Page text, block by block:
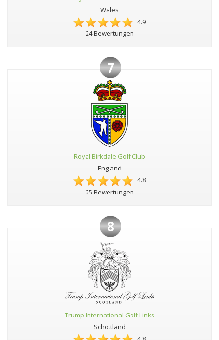
Wales
4.9
24 Bewertungen
7
Royal Birkdale Golf Club
England
4.8
25 Bewertungen
8
Trump International Golf Links
Schottland